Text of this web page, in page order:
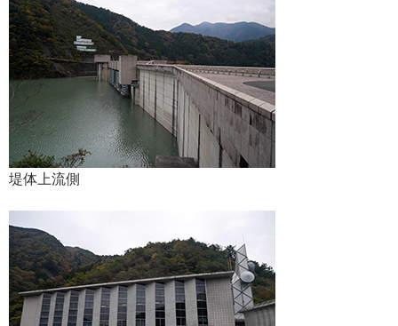
堤体上流側